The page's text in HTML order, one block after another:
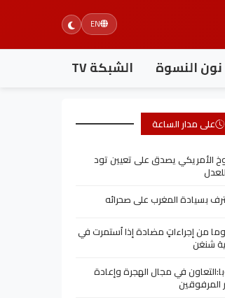
EN
نون النسوة الشبكة TV
على مدار الساعة
الأمريكي يصدق على تعيين تود
بسيادة المغرب على صحرائه
من إجراءاتٍ مضادة إذا اُستمرت في
شنغن
في مجال الهجرة وإعادة
المرفوقين